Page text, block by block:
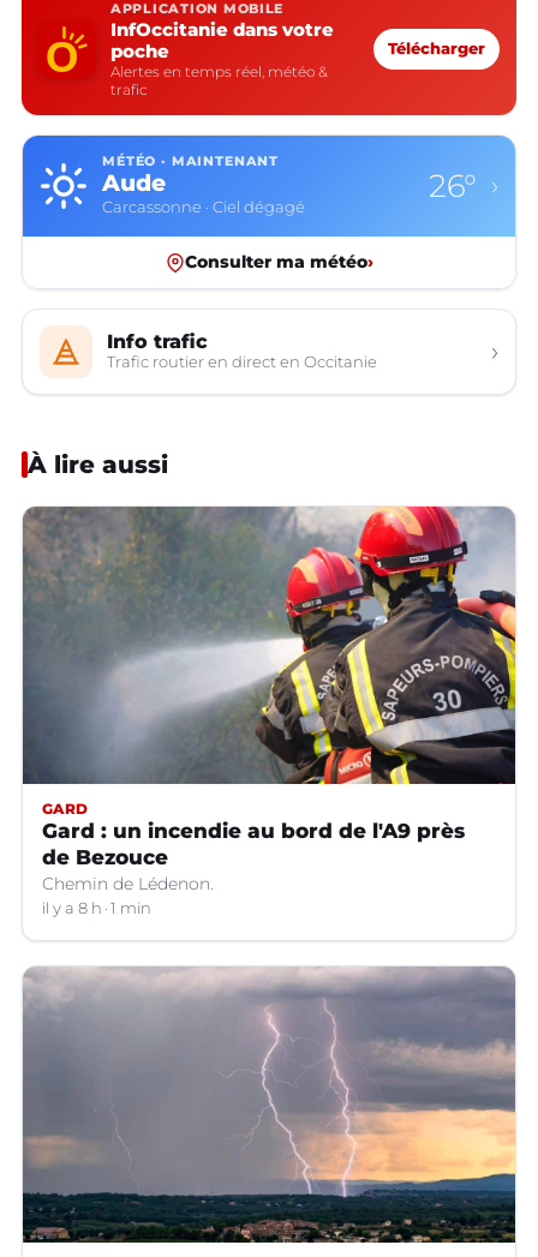
APPLICATION MOBILE
InfOccitanie dans votre
poche
Alertes en temps réel, météo &
trafic
Télécharger
MÉTÉO · MAINTENANT
Aude
Carcassonne · Ciel dégagé
26° ›
Consulter ma météo›
Info trafic
Trafic routier en direct en Occitanie ›
À lire aussi
GARD
Gard : un incendie au bord de l'A9 près
de Bezouce
Chemin de Lédenon.
il y a 8 h 1 min